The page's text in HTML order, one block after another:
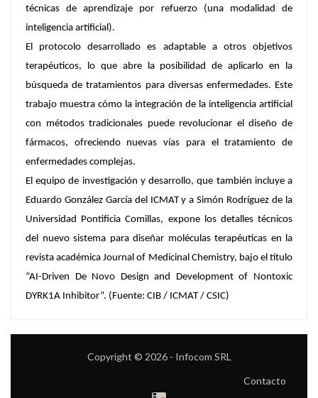
técnicas de aprendizaje por refuerzo (una modalidad de
inteligencia artificial).
El protocolo desarrollado es adaptable a otros objetivos
terapéuticos, lo que abre la posibilidad de aplicarlo en la
búsqueda de tratamientos para diversas enfermedades. Este
trabajo muestra cómo la integración de la inteligencia artificial
con métodos tradicionales puede revolucionar el diseño de
fármacos, ofreciendo nuevas vías para el tratamiento de
enfermedades complejas.
El equipo de investigación y desarrollo, que también incluye a
Eduardo González García del ICMAT y a Simón Rodríguez de la
Universidad Pontificia Comillas, expone los detalles técnicos
del nuevo sistema para diseñar moléculas terapéuticas en la
revista académica Journal of Medicinal Chemistry, bajo el título
“AI-Driven De Novo Design and Development of Nontoxic
DYRK1A Inhibitor”. (Fuente: CIB / ICMAT / CSIC)
Copyright © 2026 - Infocom SRL
Contacto